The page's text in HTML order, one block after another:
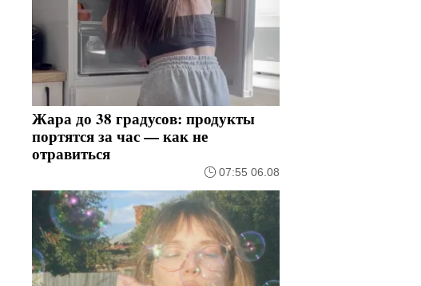
Жара до 38 градусов: продукты
портятся за час — как не
отравиться
07:55 06.08